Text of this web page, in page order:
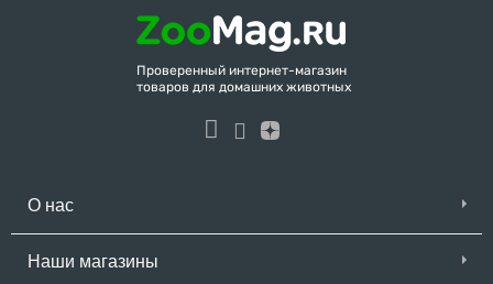
Проверенный интернет-магазин
товаров для домашних животных
О нас
Наши магазины